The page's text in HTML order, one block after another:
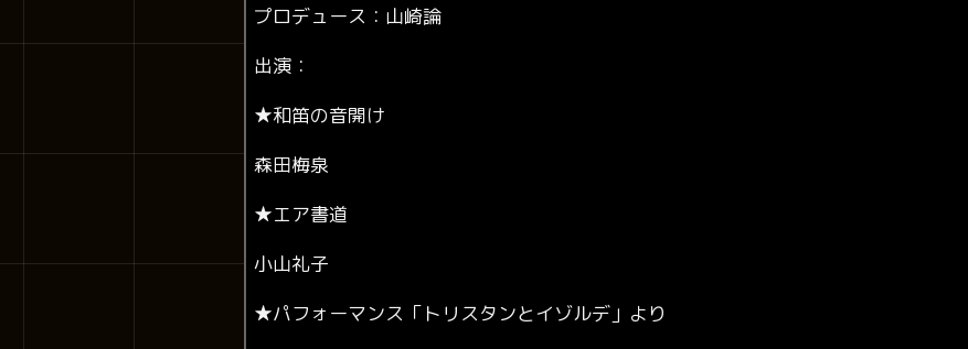
プロデュース：山崎論
出演：
★和笛の音開け
森田梅泉
★エア書道
小山礼子
★パフォーマンス「トリスタンとイゾルデ」より